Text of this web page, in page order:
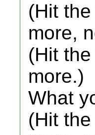
(Hit
more,
(Hit
more.)
What
(Hit